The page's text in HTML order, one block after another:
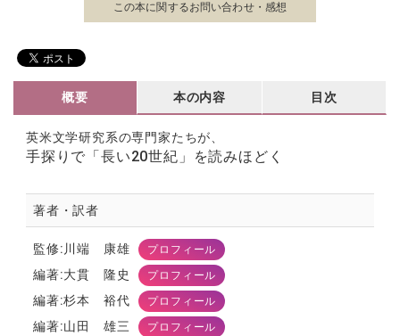
この本に関するお問い合わせ・感想
概要 本の内容 目次
英米文学研究系の専門家たちが、
手探りで「長い20世紀」を読みほどく
著者・訳者
監修:川端 康雄 プロフィール
編著:大貫 隆史 プロフィール
編著:杉本 裕代 プロフィール
編著:山田 雄三 プロフィール